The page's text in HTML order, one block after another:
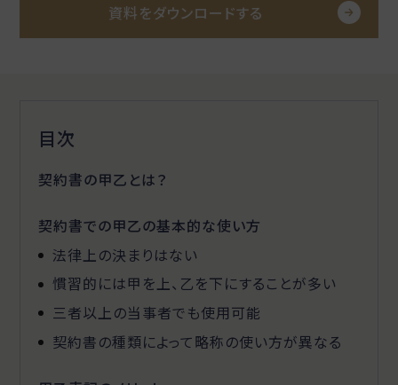
資料をダウンロードする
目次
契約書の甲乙とは？
契約書での甲乙の基本的な使い方
法律上の決まりはない
慣習的には甲を上、乙を下にすることが多い
三者以上の当事者でも使用可能
契約書の種類によって略称の使い方が異なる